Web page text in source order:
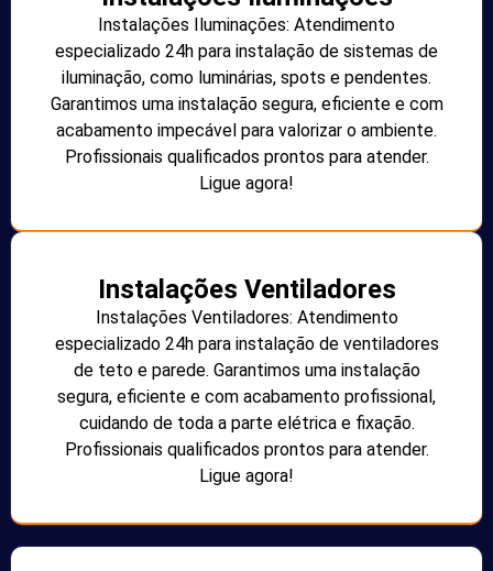
Instalações Iluminações: Atendimento
especializado 24h para instalação de sistemas de
iluminação, como luminárias, spots e pendentes.
Garantimos uma instalação segura, eficiente e com
acabamento impecável para valorizar o ambiente.
Profissionais qualificados prontos para atender.
Ligue agora!
Instalações Ventiladores
Instalações Ventiladores: Atendimento
especializado 24h para instalação de ventiladores
de teto e parede. Garantimos uma instalação
segura, eficiente e com acabamento profissional,
cuidando de toda a parte elétrica e fixação.
Profissionais qualificados prontos para atender.
Ligue agora!